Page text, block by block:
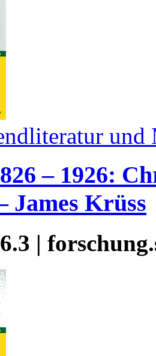
und
– 1926:
James Krüss
|